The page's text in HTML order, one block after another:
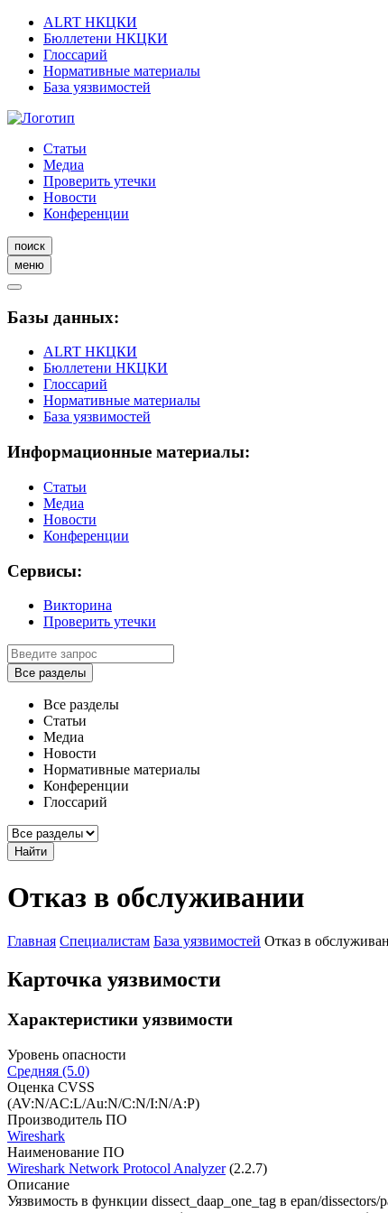
ALRT НКЦКИ
Бюллетени НКЦКИ
Глоссарий
Нормативные материалы
База уязвимостей
Статьи
Медиа
Проверить утечки
Новости
Конференции
поиск
меню
Базы данных:
ALRT НКЦКИ
Бюллетени НКЦКИ
Глоссарий
Нормативные материалы
База уязвимостей
Информационные материалы:
Статьи
Медиа
Новости
Конференции
Сервисы:
Викторина
Проверить утечки
Все разделы
Все разделы
Статьи
Медиа
Новости
Нормативные материалы
Конференции
Глоссарий
Найти
Отказ в обслуживании
Главная Специалистам База уязвимостей Отказ в
Карточка уязвимости
Характеристики уязвимости
Уровень опасности
Средняя (5.0)
Оценка CVSS
(AV:N/AC:L/Au:N/C:N/I:N/A:P)
Производитель ПО
Wireshark
Наименование ПО
Wireshark Network Protocol Analyzer(2.2.7)
Описание
Уязвимость в функции dissect_daap_one_tag в epan/